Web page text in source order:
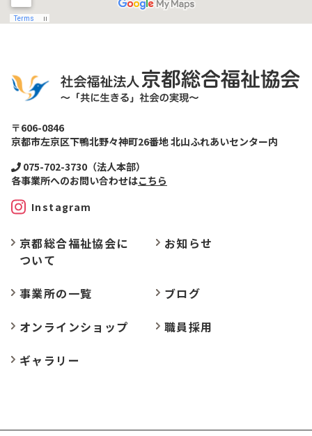
〒606-0846
京都市左京区下鴨北野々神町26番地 北山ふれあいセンター内
075-702-3730（法人本部）
各事業所へのお問い合わせはこちら
Instagram
京都総合福祉協会に
ついて
お知らせ
事業所の一覧
ブログ
オンラインショップ
職員採用
ギャラリー